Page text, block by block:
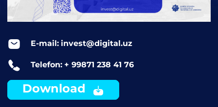
E-mail: invest@digital.uz
Telefon: + 99871 238 41 76
Download